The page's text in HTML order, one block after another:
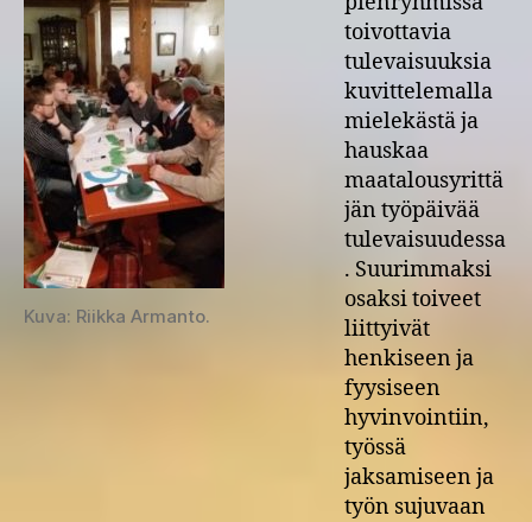
Kuva: Riikka Armanto.
toivottavia
tulevaisuuksia
kuvittelemalla
mielekästä ja
hauskaa
maatalousyrittä
jän työpäivää
tulevaisuudessa
. Suurimmaksi
osaksi toiveet
liittyivät
henkiseen ja
fyysiseen
hyvinvointiin,
työssä
jaksamiseen ja
työn sujuvaan